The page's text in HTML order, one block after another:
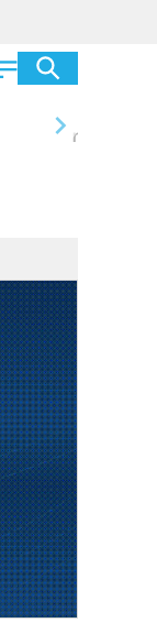
chevron_right